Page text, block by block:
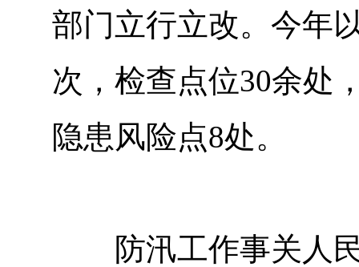
部门立行立改。今年
次，检查点位30余处
隐患风险点8处。
防汛工作事关人民